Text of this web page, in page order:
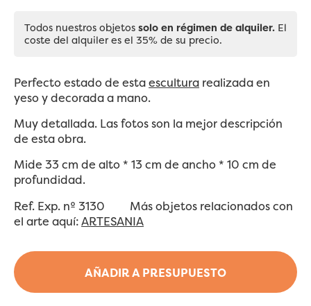
AÑADIR A PRESUPUESTO
Todos nuestros objetos solo en régimen de alquiler. El
coste del alquiler es el 35% de su precio.
Perfecto estado de estaescultura realizada en
yeso y decorada a mano.
Muy detallada. Las fotos son la mejor descripción
de esta obra.
Mide 33 cm de alto * 13 cm de ancho * 10 cm de
profundidad.
Ref. Exp. nº 3130 Más objetos relacionados con
el arte aquí:ARTESANIA